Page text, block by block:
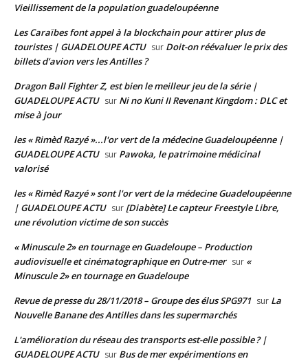
Vieillissement de la population guadeloupéenne
Les Caraïbes font appel à la blockchain pour attirer plus de
touristes | GUADELOUPE ACTU sur Doit-on réévaluer le prix des
billets d’avion vers les Antilles ?
Dragon Ball Fighter Z, est bien le meilleur jeu de la série |
GUADELOUPE ACTU sur Ni no Kuni II Revenant Kingdom : DLC et
mise à jour
les « Rimèd Razyé »...l'or vert de la médecine Guadeloupéenne |
GUADELOUPE ACTU sur Pawoka, le patrimoine médicinal
valorisé
les « Rimèd Razyé » sont l'or vert de la médecine Guadeloupéenne
| GUADELOUPE ACTU sur [Diabète] Le capteur Freestyle Libre,
une révolution victime de son succès
« Minuscule 2» en tournage en Guadeloupe – Production
audiovisuelle et cinématographique en Outre-mer sur «
Minuscule 2» en tournage en Guadeloupe
Revue de presse du 28/11/2018 – Groupe des élus SPG971 sur La
Nouvelle Banane des Antilles dans les supermarchés
L'amélioration du réseau des transports est-elle possible ? |
GUADELOUPE ACTU sur Bus de mer expérimentions en